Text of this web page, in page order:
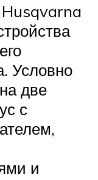
Условно
две
с
и